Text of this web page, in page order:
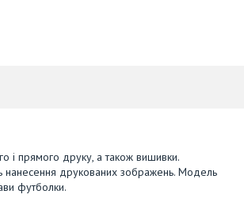
і прямого друку, а також вишивки.
нанесення друкованих зображень. Модель
футболки.